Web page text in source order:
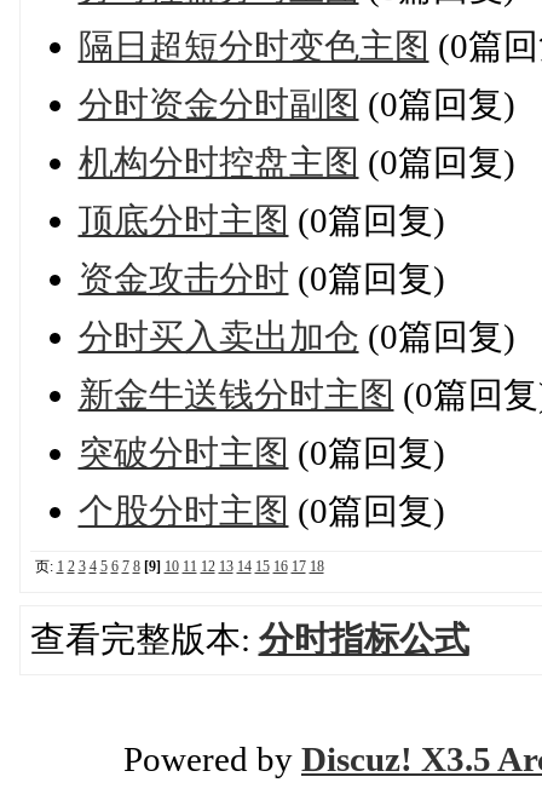
隔日超短分时变色主图 (0篇
分时资金分时副图 (0篇回复)
机构分时控盘主图 (0篇回复)
顶底分时主图 (0篇回复)
资金攻击分时 (0篇回复)
分时买入卖出加仓 (0篇回复)
新金牛送钱分时主图 (0篇回
突破分时主图 (0篇回复)
个股分时主图 (0篇回复)
页: 1 2 3 4 5 6 7 8 [9] 10 11 12 13 14 15 16 17 18
查看完整版本: 分时指标公式
Powered by Discuz! X3.5